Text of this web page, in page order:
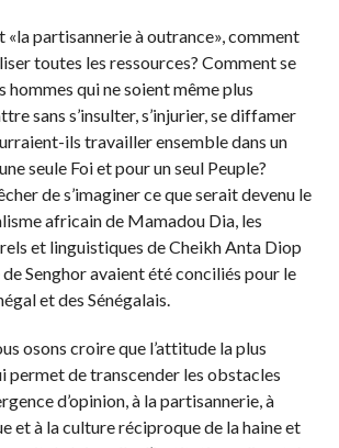
«la partisannerie à outrance», comment
toutes les ressources? Comment se
qui ne soient même plus
sans s’insulter, s’injurier, se diffamer
ils travailler ensemble dans un
seule Foi et pour un seul Peuple?
de s’imaginer ce que serait devenu le
africain de Mamadou Dia, les
et linguistiques de Cheikh Anta Diop
Senghor avaient été conciliés pour le
et des Sénégalais.
osons croire que l’attitude la plus
permet de transcender les obstacles
d’opinion, à la partisannerie, à
et à la culture réciproque de la haine et